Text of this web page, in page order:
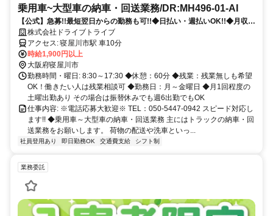
乗用車~大型車の納車・回送業務/DR:MH496-01-AI
【公式】急募!!最短翌日からの勤務も可!!◆日払い・週払いOK!!◆月収
33万円以上◆履歴書不要◆寮完備◆土日休み◆正社員登用制度あり
株式会社ドライブトライブ
アクセス: 寝屋川市駅 車10分
時給1,900円以上
大阪府寝屋川市
勤務時間・曜日: 8:30～17:30 ◆休憩：60分 ◆残業：残業無しも希望
OK！働きたい人は残業相談可 ◆勤務日：月～金曜日 ◆月1回程度の
土曜出勤あり その場合は振替休みでも週6出勤でもOK
仕事内容: ※電話応募大歓迎※ TEL：050-5447-0942 スピード対応し
ます!! ◆乗用車～大型車の納車・回送業務 主にはトラックの納車・回
送業務をお願いします。 荷物の配送や洗車といっ...
社員登用あり 即日勤務OK 交通費支給 シフト制
業務委託